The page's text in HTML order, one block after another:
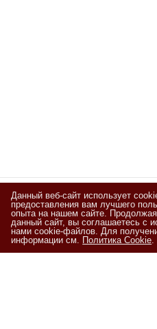
Подписывайтесь
на новости и акции
Данный веб-сайт использует
предоставления вам лучшего
опыта на нашем сайте. Продолжая
данный сайт, вы соглашаетесь с
нами cookie-файлов. Для
информации см. Политика Cookie.